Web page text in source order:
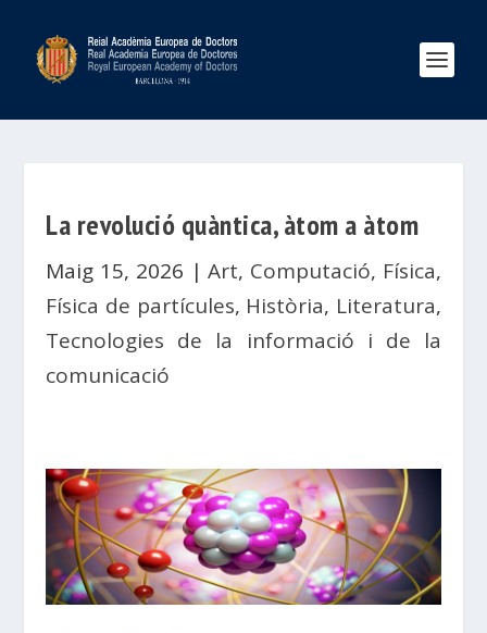
La revolució quàntica, àtom a àtom
Maig 15, 2026 |Art, Computació, Física,
Física de partícules, Història, Literatura,
Tecnologies de la informació i de la
comunicació